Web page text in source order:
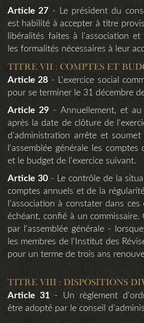
Article 27 - Le président du
est habilité à accepter à titre
libéralités faites à l'association
les formalités nécessaires à leur
TITRE VII : COMPTES ET
Article 28 - L'exercice social
pour se terminer le 31 décembre
Article 29 - Annuellement, et
après la date de clôture de
d'administration arrête et
l'assemblée générale les comptes
et le budget de l'exercice suivant.
Article 30- Le contrôle de la
comptes annuels et de la
l'association à constater dans ces
échéant, confié à un commissaire.
par l'assemblée générale -
les membres de l'Institut des
pour un terme de trois ans
TITRE VIII : DISPOSITIONS
Article 31- Un règlement
être adopté par le conseil